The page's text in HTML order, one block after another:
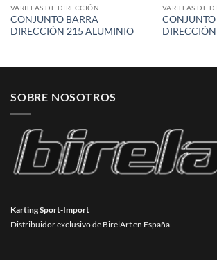
VARILLAS DE DIRECCIÓN
CONJUNTO BARRA
DIRECCIÓN 215 ALUMINIO
VARILLAS DE
CONJUNTO
SOBRE NOSOTROS
Karting Sport-Import
Distribuidor exclusivo de BirelArt en España.